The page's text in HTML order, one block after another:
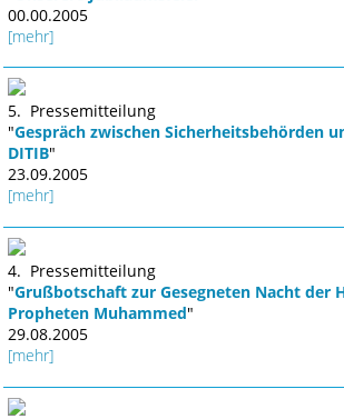
00.00.2005
[mehr]
5. Pressemitteilung
"Gespräch zwischen Sicherheitsbehörden
DITIB"
23.09.2005
[mehr]
4. Pressemitteilung
"Grußbotschaft zur Gesegneten Nacht der
Propheten Muhammed"
29.08.2005
[mehr]